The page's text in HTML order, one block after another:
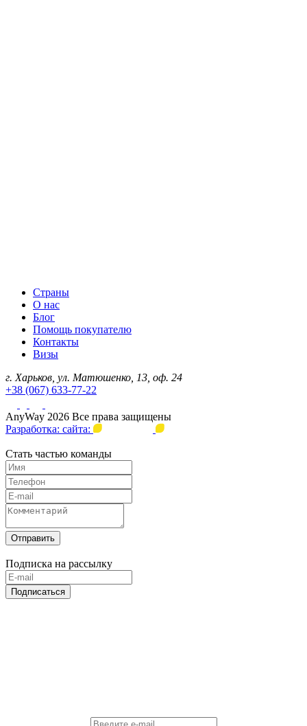
Страны
О нас
Блог
Помощь покупателю
Контакты
Визы
г. Харьков, ул. Матюшенко, 13, оф. 24
+38 (067) 633-77-22
AnyWay 2026 Все права защищены
Разработка: сайта:
Стать частью команды
Отправить
Подписка на рассылку
Подписаться